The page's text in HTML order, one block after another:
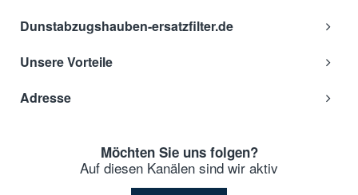
Dunstabzugshauben-ersatzfilter.de
Unsere Vorteile
Adresse
Möchten Sie uns folgen?
Auf diesen Kanälen sind wir aktiv